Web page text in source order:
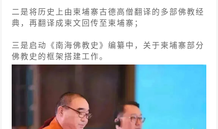
二是将历史上由柬埔寨古德高僧翻译的多部佛教经
典，再翻译成柬文回传至柬埔寨；
三是启动《南海佛教史》编纂中，关于柬埔寨部分
佛教史的框架搭建工作。